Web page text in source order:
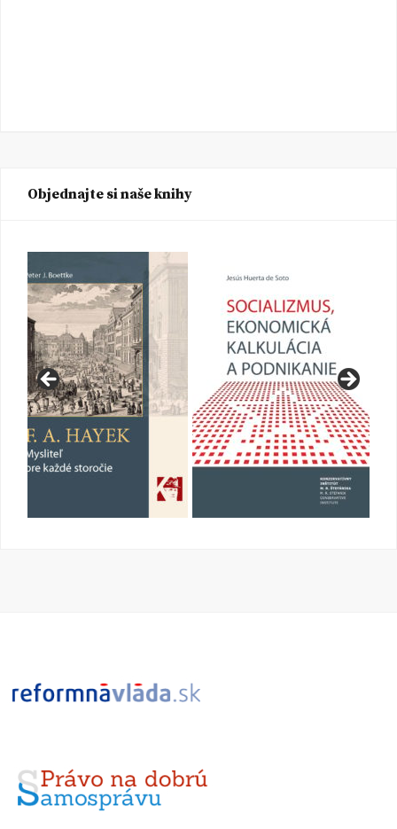
Objednajte si naše knihy